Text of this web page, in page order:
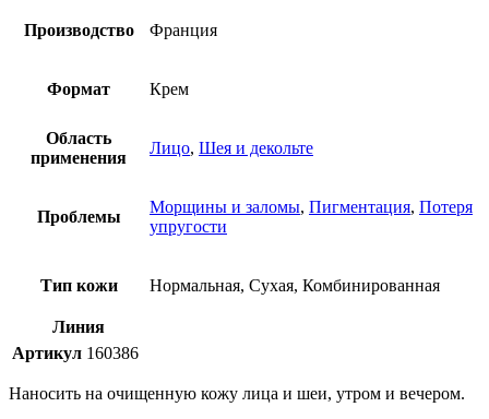
Производство Франция
Формат Крем
Область
применения
Лицо, Шея и декольте
Проблемы
Морщины и заломы, Пигментация, Потеря
упругости
Тип кожи Нормальная, Сухая, Комбинированная
Линия
Артикул 160386
Наносить на очищенную кожу лица и шеи, утром и вечером.